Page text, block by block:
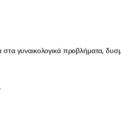
στα γυναικολογικά προβλήματα,